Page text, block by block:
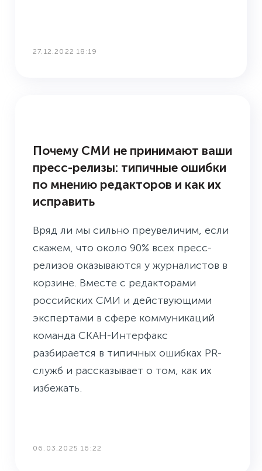
27.12.2022 18:19
Почему СМИ не принимают ваши
пресс-релизы: типичные ошибки
по мнению редакторов и как их
исправить
Вряд ли мы сильно преувеличим, если
скажем, что около 90% всех пресс-
релизов оказываются у журналистов в
корзине. Вместе с редакторами
российских СМИ и действующими
экспертами в сфере коммуникаций
команда СКАН-Интерфакс
разбирается в типичных ошибках PR-
служб и рассказывает о том, как их
избежать.
06.03.2025 16:22